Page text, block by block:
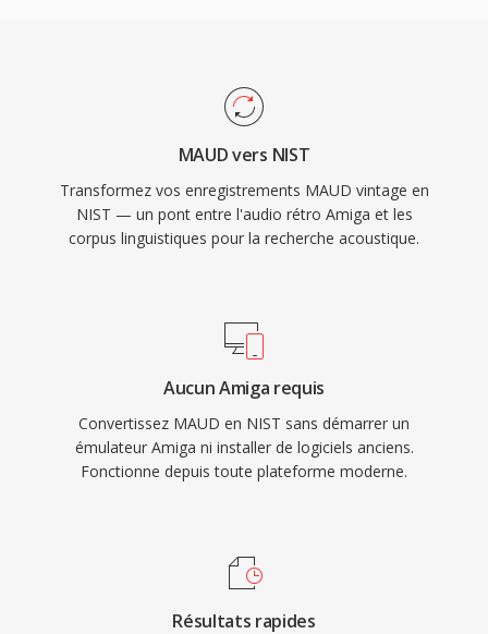
MAUD vers NIST
Transformez vos enregistrements MAUD vintage en
NIST — un pont entre l'audio rétro Amiga et les
corpus linguistiques pour la recherche acoustique.
Aucun Amiga requis
Convertissez MAUD en NIST sans démarrer un
émulateur Amiga ni installer de logiciels anciens.
Fonctionne depuis toute plateforme moderne.
Résultats rapides